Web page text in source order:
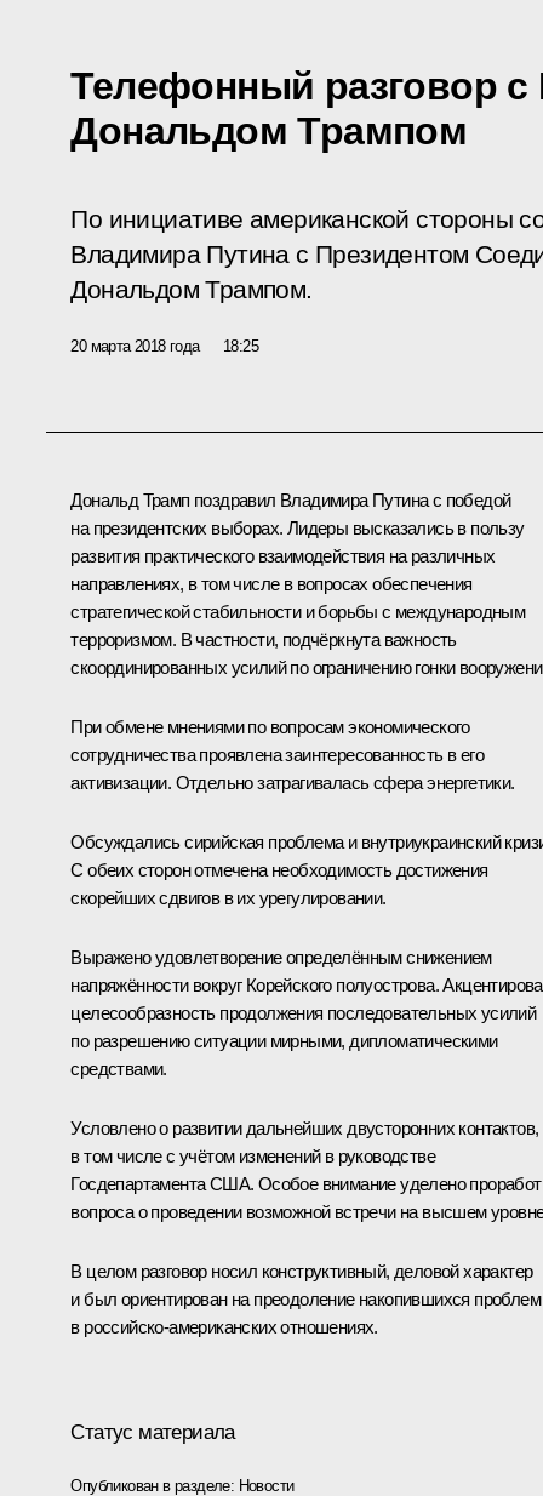
Телефонный разговор
Дональдом Трампом
По инициативе американской стороны
Владимира Путина с Президентом
Дональдом Трампом.
20 марта 2018 года 18:25
Дональд Трамп поздравил Владимира Путина с победой
на президентских выборах. Лидеры высказались в пользу
развития практического взаимодействия на различных
направлениях, в том числе в вопросах обеспечения
стратегической стабильности и борьбы с международным
терроризмом. В частности, подчёркнута важность
скоординированных усилий по ограничению гонки
При обмене мнениями по вопросам экономического
сотрудничества проявлена заинтересованность в его
активизации. Отдельно затрагивалась сфера энергетики.
Обсуждались сирийская проблема и внутриукраинский
С обеих сторон отмечена необходимость достижения
скорейших сдвигов в их урегулировании.
Выражено удовлетворение определённым снижением
напряжённости вокруг Корейского полуострова.
целесообразность продолжения последовательных усилий
по разрешению ситуации мирными, дипломатическими
средствами.
Условлено о развитии дальнейших двусторонних контактов,
в том числе с учётом изменений в руководстве
Госдепартамента США. Особое внимание уделено
вопроса о проведении возможной встречи на высшем
В целом разговор носил конструктивный, деловой характер
и был ориентирован на преодоление накопившихся проблем
в российско-американских отношениях.
Статус материала
Опубликован в разделе: Новости